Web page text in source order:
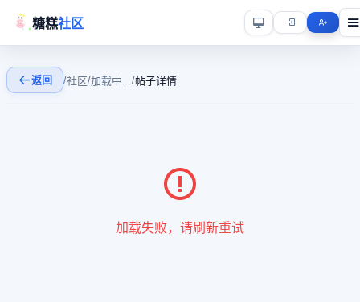
糖糕社区
返回 /社区/加载中.../帖子详情
加载失败，请刷新重试